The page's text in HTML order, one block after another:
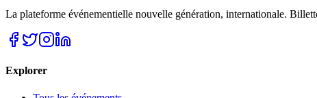
La plateforme événementielle nouvelle génération, internationale.
Explorer